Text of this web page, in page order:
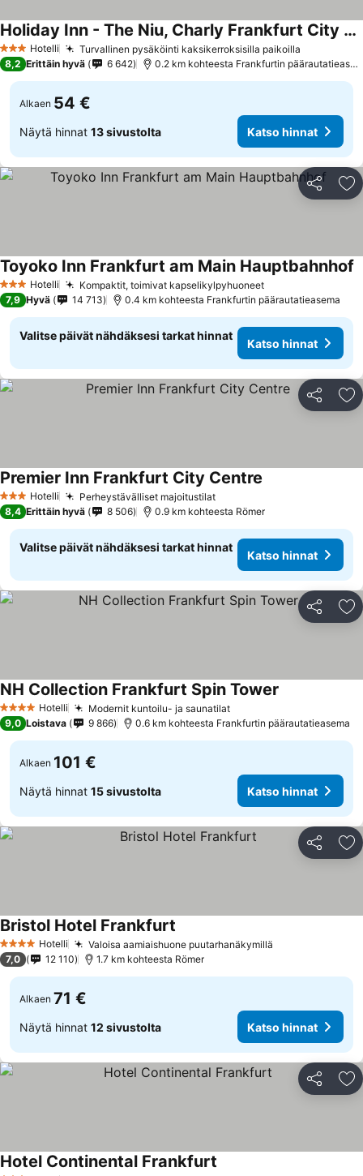
3 Tähtiluokitus
Hotelli Turvallinen pysäköinti kaksikerroksisilla paikoilla
Holiday Inn - The Niu, Charly Frankfurt City By Ihg
Katso hinnat
8,2 Erittäin hyvä 6 642 0.2 km kohteesta Frankfurtin
Alkaen 54 €
Näytä hinnat 13 sivustolta Katso hinnat
Jaa
3 Tähtiluokitus
Hotelli Kompaktit, toimivat kapselikylpyhuoneetKatso hinnat
Toyoko Inn Frankfurt am Main Hauptbahnhof
7,9 Hyvä 14 713 0.4 km kohteesta Frankfurtin päärautatieasema
Valitse päivät nähdäksesi tarkat hinnat
Katso hinnat
Jaa
3 Tähtiluokitus
Hotelli Perheystävälliset majoitustilatKatso hinnat
Premier Inn Frankfurt City Centre
8,4 Erittäin hyvä 8 506 0.9 km kohteesta Römer
Valitse päivät nähdäksesi tarkat hinnat
Katso hinnat
Jaa
4 Tähtiluokitus
Hotelli Modernit kuntoilu- ja saunatilatKatso hinnat
NH Collection Frankfurt Spin Tower
9,0 Loistava 9 866 0.6 km kohteesta Frankfurtin päärautatieasema
Alkaen 101 €
Näytä hinnat 15 sivustolta Katso hinnat
Jaa
4 Tähtiluokitus
Hotelli Valoisa aamiaishuone puutarhanäkymillä
Bristol Hotel Frankfurt
7,0 12 110 1.7 km kohteesta Römer
Alkaen 71 €
Näytä hinnat 12 sivustolta Katso hinnat
Jaa
Hotel Continental Frankfurt